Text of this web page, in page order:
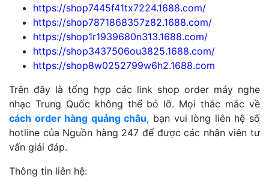
https://shop7445f41tx7224.1688.com/
https://shop7871868357z82.1688.com/
https://shop1r1939680n313.1688.com/
https://shop3437506ou3825.1688.com/
https://shop8w0252799w6h2.1688.com
Trên đây là tổng hợp các link shop order máy nghe
nhạc Trung Quốc không thể bỏ lỡ. Mọi thắc mắc về
cách order hàng quảng châu, bạn vui lòng liên hệ số
hotline của Nguồn hàng 247 để được các nhân viên tư
vấn giải đáp.
Thông tin liên hệ: